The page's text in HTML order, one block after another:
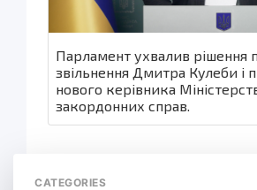
Парламент ухвалив рішення
звільнення Дмитра Кулеби і
нового керівника
закордонних справ.
CATEGORIES